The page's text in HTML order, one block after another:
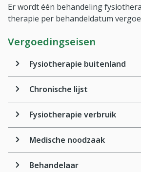
Er wordt één behandeling
therapie per behandeldatum
Vergoedingseisen
Fysiotherapie buitenland
Chronische lijst
Fysiotherapie verbruik
Medische noodzaak
Behandelaar